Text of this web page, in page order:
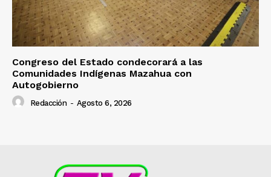
Congreso del Estado condecorará a las
Comunidades Indígenas Mazahua con
Autogobierno
Redacción - Agosto 6, 2026